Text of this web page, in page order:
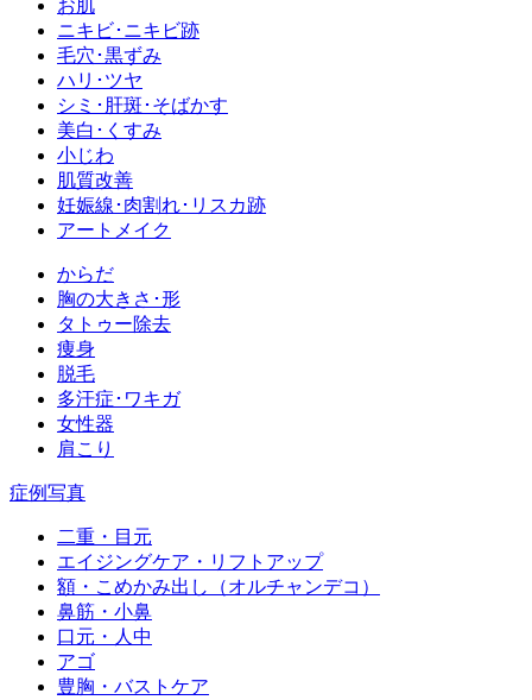
お肌
ニキビ･ニキビ跡
毛穴･黒ずみ
ハリ･ツヤ
シミ･肝斑･そばかす
美白･くすみ
小じわ
肌質改善
妊娠線･肉割れ･リスカ跡
アートメイク
からだ
胸の大きさ･形
タトゥー除去
痩身
脱毛
多汗症･ワキガ
女性器
肩こり
症例写真
二重・目元
エイジングケア・リフトアップ
額・こめかみ出し（オルチャンデコ）
鼻筋・小鼻
口元・人中
アゴ
豊胸・バストケア